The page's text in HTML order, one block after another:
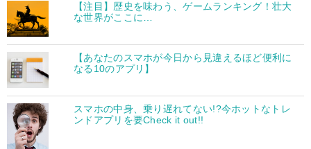
【注目】歴史を味わう、ゲームランキング！壮大
な世界がここに…
【あなたのスマホが今日から見違えるほど便利に
なる10のアプリ】
スマホの中身、乗り遅れてない!?今ホットなトレ
ンドアプリを要Check it out!!